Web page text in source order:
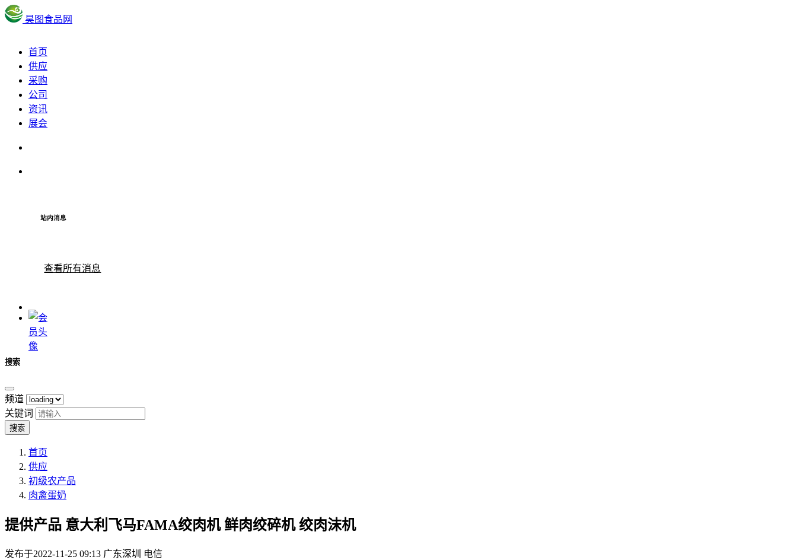
昊图食品网
首页
供应
采购
公司
资讯
展会
站内消息
查看所有消息
搜索
频道
关键词
搜索
首页
供应
初级农产品
肉禽蛋奶
提供产品 意大利飞马FAMA绞肉机 鲜肉绞碎机 绞肉沫机
发布于2022-11-25 09:13 广东深圳 电信